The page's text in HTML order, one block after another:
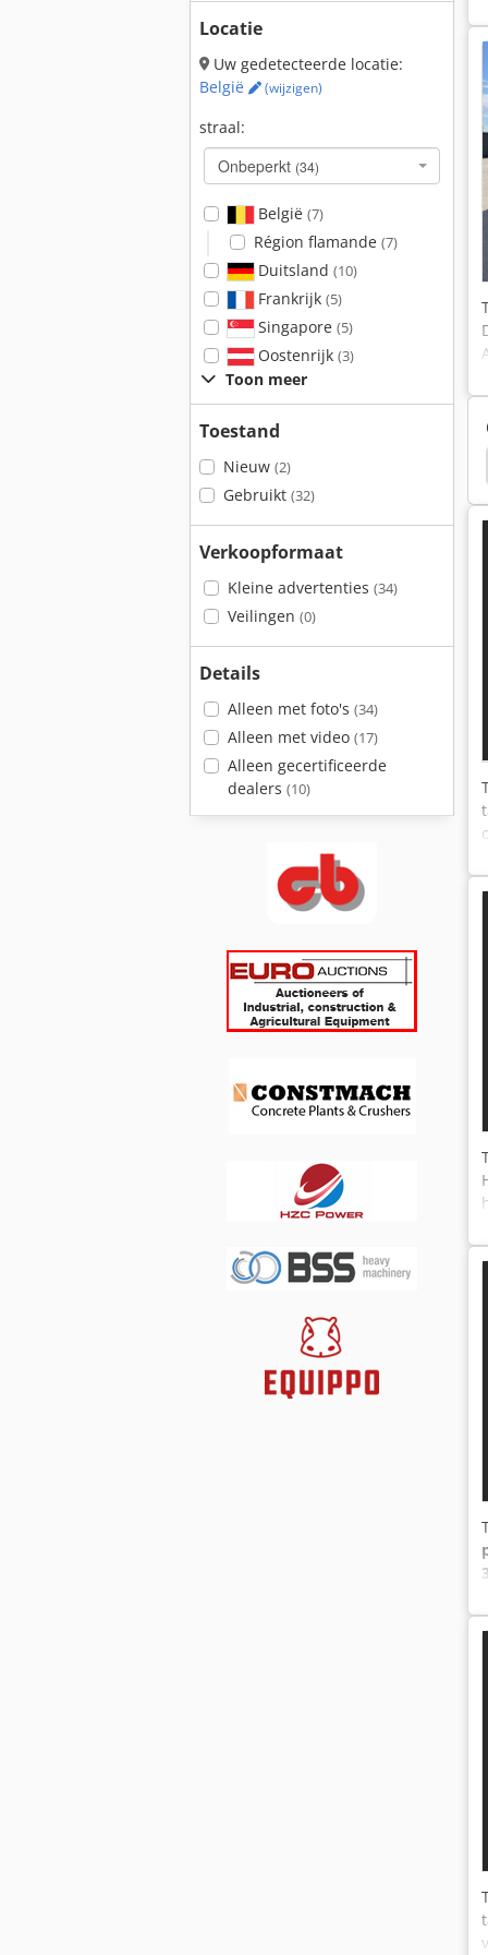
Locatie
Uw gedetecteerde locatie:
België
(wijzigen)
straal:
Onbeperkt (34)
België (7)
Région flamande (7)
Duitsland (10)
Frankrijk (5)
Singapore (5)
Oostenrijk (3)
Toon meer
Toestand
Nieuw (2)
Gebruikt (32)
Verkoopformaat
Kleine advertenties (34)
Veilingen (0)
Details
Alleen met foto's (34)
Alleen met video (17)
Alleen gecertificeerde
dealers (10)
Hamm Hd8 Vv